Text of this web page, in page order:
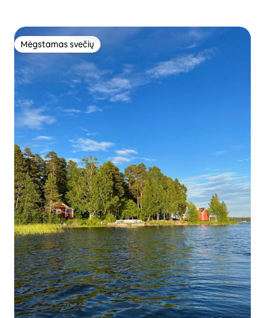
Mėgstamas svečių
Mėgstamas svečių